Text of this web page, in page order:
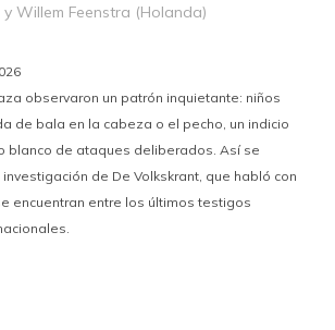
Willem Feenstra (Holanda)
observaron un patrón inquietante: niños
de bala en la cabeza o el pecho, un indicio
blanco de ataques deliberados. Así se
de De Volkskrant, que habló con
encuentran entre los últimos testigos